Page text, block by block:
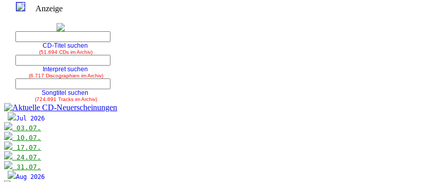
Anzeige
CD-Titel suchen
(51.694 CDs im Archiv)
Interpret suchen
(6.717 Discographien im Archiv)
Songtitel suchen
(724.891 Tracks im Archiv)
Jul 2026
03.07.
10.07.
17.07.
24.07.
31.07.
Aug 2026